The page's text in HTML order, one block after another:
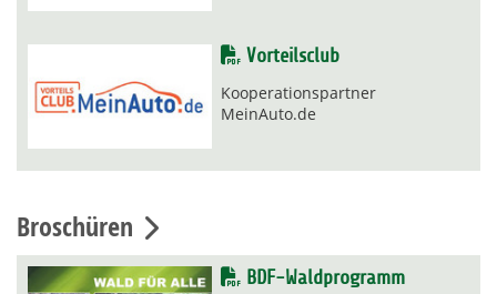
Vorteilsclub
Kooperationspartner
MeinAuto.de
Broschüren
BDF-Waldprogramm